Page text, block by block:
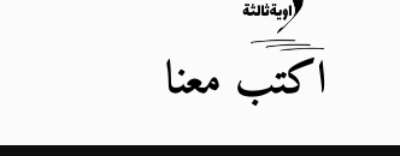
اكتب معنا